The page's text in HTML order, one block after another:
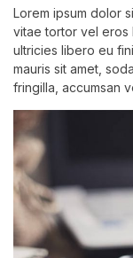
Lorem ipsum dolor
vitae tortor vel eros
ultricies libero eu
mauris sit amet,
fringilla, accumsan